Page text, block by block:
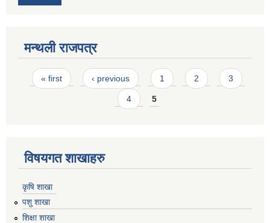
मन्थली राजपत्र
Pages
« first ‹ previous 1 2 3
4 5
विषयगत शाखाहरु
कृषि शाखा
पशु शाखा
शिक्षा शाखा